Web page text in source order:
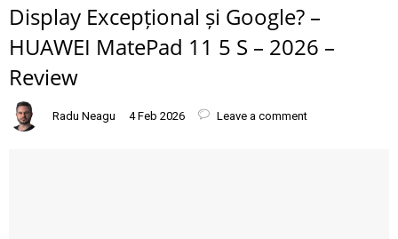
Display Excepțional și Google? –
HUAWEI MatePad 11 5 S – 2026 –
Review
Radu Neagu 4 Feb 2026 Leave a comment